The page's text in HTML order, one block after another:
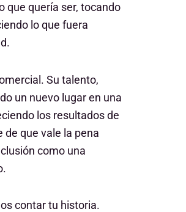
que quería ser, tocando
lo que fuera
Su talento,
un nuevo lugar en una
los resultados de
que vale la pena
como una
contar tu historia.